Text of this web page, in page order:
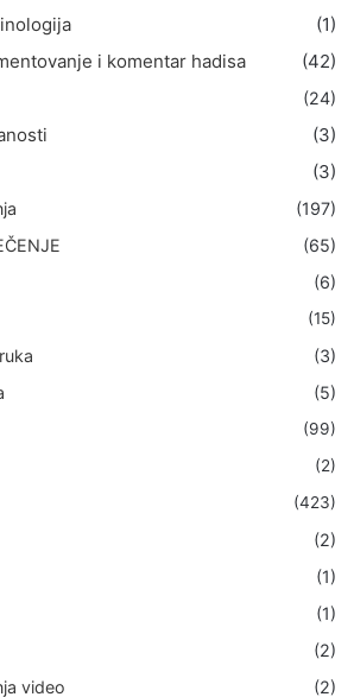
(1)
i komentar hadisa
(42)
(24)
(3)
(3)
(197)
(65)
(6)
(15)
(3)
(5)
(99)
(2)
(423)
(2)
(1)
(1)
(2)
video
(2)